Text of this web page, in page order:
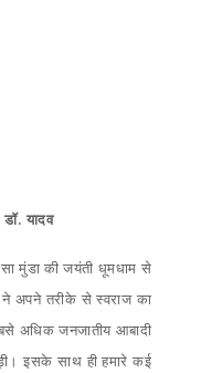
. यादव
मुंडा की जयंती धूमधाम से
अपने तरीके से स्वराज का
अधिक जनजातीय आबादी
इसके साथ ही हमारे कई